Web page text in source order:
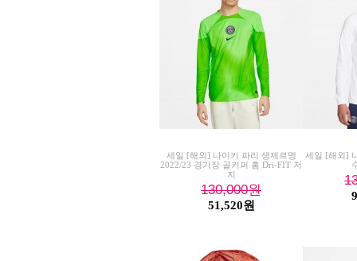
세일 [해외] 나이키 파리 생제르맹
2022/23 경기장 골키퍼 홈 Dri-FIT 저
지
130,000원
51,520원
세일 [해외]